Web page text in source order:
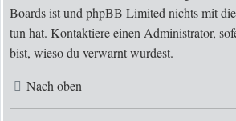
Boards ist und phpBB Limited nichts mit
tun hat. Kontaktiere einen Administrator,
bist, wieso du verwarnt wurdest.
Nach oben